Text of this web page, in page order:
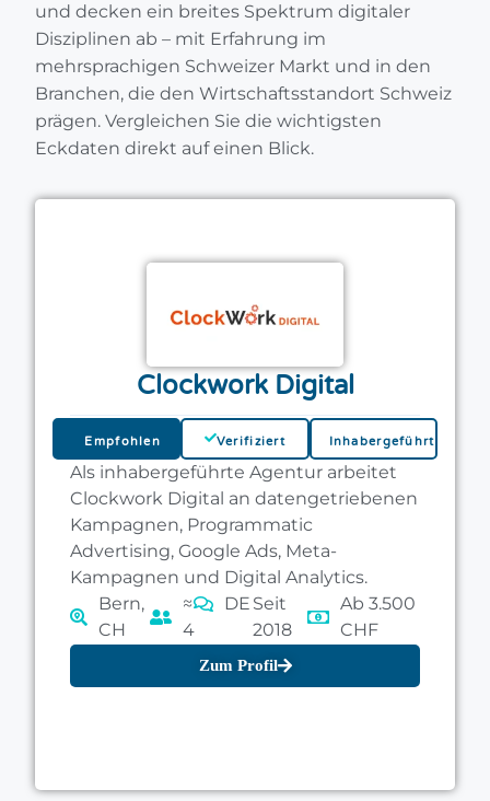
und decken ein breites Spektrum digitaler
Disziplinen ab – mit Erfahrung im
mehrsprachigen Schweizer Markt und in den
Branchen, die den Wirtschaftsstandort Schweiz
prägen. Vergleichen Sie die wichtigsten
Eckdaten direkt auf einen Blick.
Clockwork Digital
Empfohlen Verifiziert Inhabergeführt
Als inhabergeführte Agentur arbeitet
Clockwork Digital an datengetriebenen
Kampagnen, Programmatic
Advertising, Google Ads, Meta-
Kampagnen und Digital Analytics.
Bern,
CH
≈
4
DE Seit
2018
Ab 3.500
CHF
Zum Profil